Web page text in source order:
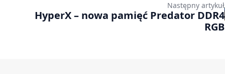
Następny artykuł
HyperX – nowa pamięć Predator DDR4
RGB